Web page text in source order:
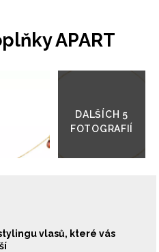
APART
galerie
vlasů, které vás